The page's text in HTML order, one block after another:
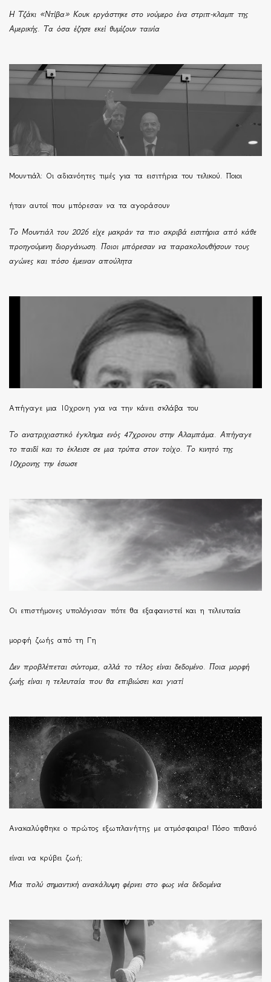
Η Τζάκι «Ντίβα» Κουκ εργάστηκε στο νούμερο ένα στριπ-κλαμπ της
Αμερικής. Τα όσα έζησε εκεί θυμίζουν ταινία
Μουντιάλ: Οι αδιανόητες τιμές για τα εισιτήρια του τελικού. Ποιοι
ήταν αυτοί που μπόρεσαν να τα αγοράσουν
Το Μουντιάλ του 2026 είχε μακράν τα πιο ακριβά εισιτήρια από κάθε
προηγούμενη διοργάνωση. Ποιοι μπόρεσαν να παρακολουθήσουν τους
αγώνες και πόσο έμειναν απούλητα
Απήγαγε μια 10χρονη για να την κάνει σκλάβα του
Το ανατριχιαστικό έγκλημα ενός 47χρονου στην Αλαμπάμα. Απήγαγε
το παιδί και το έκλεισε σε μια τρύπα στον τοίχο. Το κινητό της
10χρονης την έσωσε
Οι επιστήμονες υπολόγισαν πότε θα εξαφανιστεί και η τελευταία
μορφή ζωής από τη Γη
Δεν προβλέπεται σύντομα, αλλά το τέλος είναι δεδομένο. Ποια μορφή
ζωής είναι η τελευταία που θα επιβιώσει και γιατί
Ανακαλύφθηκε ο πρώτος εξωπλανήτης με ατμόσφαιρα! Πόσο πιθανό
είναι να κρύβει ζωή;
Μια πολύ σημαντική ανακάλυψη φέρνει στο φως νέα δεδομένα